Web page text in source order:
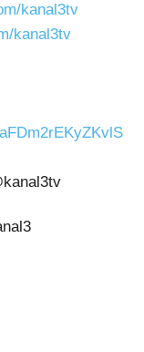
kanal3tv
kanal3tv